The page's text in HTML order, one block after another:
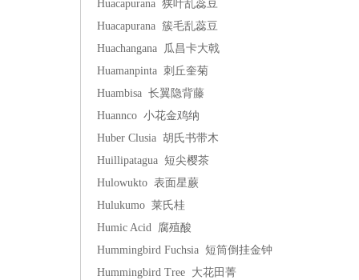
Huacapurana 狭叶乱蕊豆
Huacapurana 簇毛乱蕊豆
Huachangana 瓜昌卡大戟
Huamanpinta 刺丘奎菊
Huambisa 长翼隐背藤
Huannco 小花金鸡纳
Huber Clusia 胡氏书带木
Huillipatagua 短尖樱茶
Hulowukto 表面星蕨
Hulukumo 莱氏桂
Humic Acid 腐殖酸
Hummingbird Fuchsia 短筒倒挂金钟
Hummingbird Tree 大花田菁